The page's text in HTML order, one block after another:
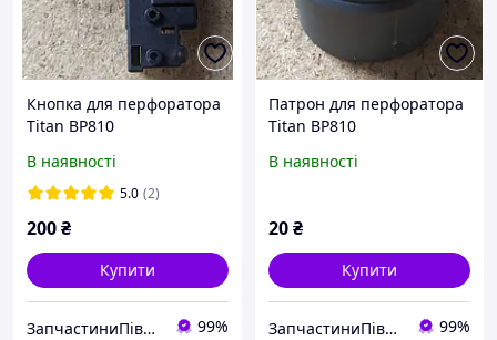
Кнопка для перфоратора
Titan BP810
В наявності
5.0 (2)
200₴
Купити
ЗапчастиниПівдень 99%
Патрон для перфоратора
Titan BP810
В наявності
20₴
Купити
ЗапчастиниПівдень 99%